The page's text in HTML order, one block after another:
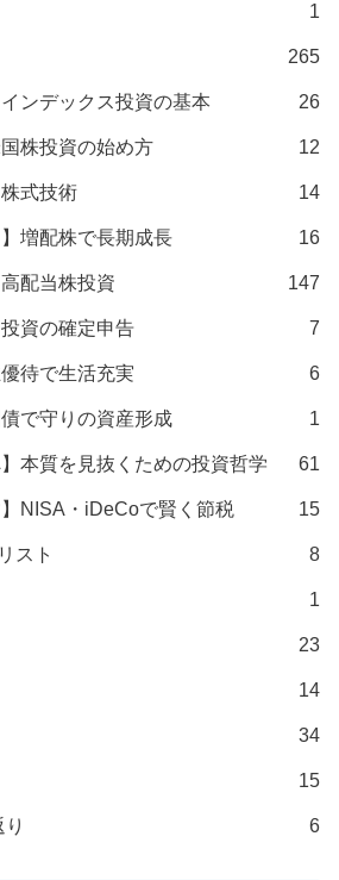
1
265
インデックス投資の基本 26
株投資の始め方 12
式技術 14
】増配株で長期成長 16
配当株投資 147
資の確定申告 7
待で生活充実 6
債で守りの資産形成 1
】本質を見抜くための投資哲学 61
】NISA・iDeCoで賢く節税 15
スト 8
1
23
14
34
15
6